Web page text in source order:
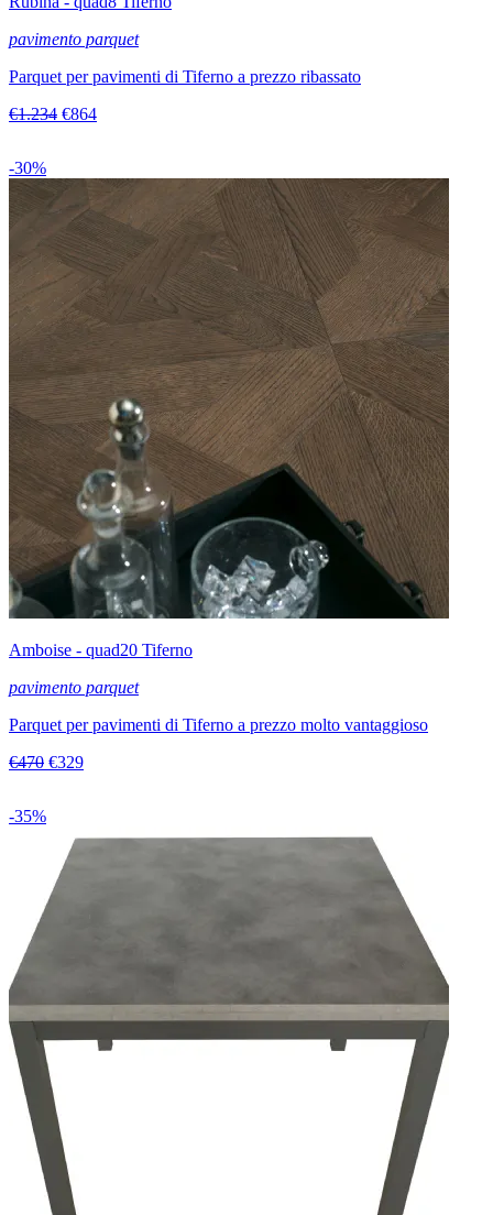
pavimento parquet
Parquet per pavimenti di Tiferno a prezzo ribassato
€1.234 €864
-30%
Amboise - quad20 Tiferno
pavimento parquet
Parquet per pavimenti di Tiferno a prezzo molto vantaggioso
€470 €329
-35%